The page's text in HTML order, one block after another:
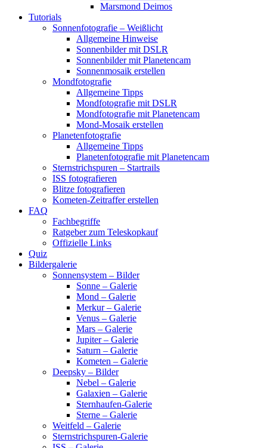
Marsmond Deimos
Tutorials
Sonnenfotografie – Weißlicht
Allgemeine Hinweise
Sonnenbilder mit DSLR
Sonnenbilder mit Planetencam
Sonnenmosaik erstellen
Mondfotografie
Allgemeine Tipps
Mondfotografie mit DSLR
Mondfotografie mit Planetencam
Mond-Mosaik erstellen
Planetenfotografie
Allgemeine Tipps
Planetenfotografie mit Planetencam
Sternstrichspuren – Startrails
ISS fotografieren
Blitze fotografieren
Kometen-Zeitraffer erstellen
FAQ
Fachbegriffe
Ratgeber zum Teleskopkauf
Offizielle Links
Quiz
Bildergalerie
Sonnensystem – Bilder
Sonne – Galerie
Mond – Galerie
Merkur – Galerie
Venus – Galerie
Mars – Galerie
Jupiter – Galerie
Saturn – Galerie
Kometen – Galerie
Deepsky – Bilder
Nebel – Galerie
Galaxien – Galerie
Sternhaufen-Galerie
Sterne – Galerie
Weitfeld – Galerie
Sternstrichspuren-Galerie